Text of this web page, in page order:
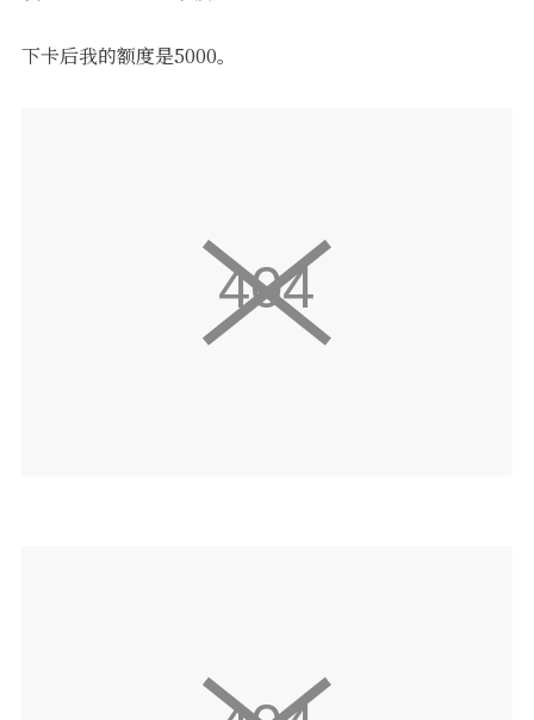
下卡后我的额度是5000。